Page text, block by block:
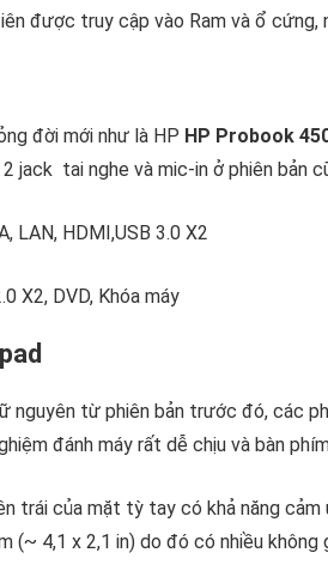
được truy cập vào Ram và ổ
đời mới như là HP HP Probook
jack tai nghe và mic-in ở phiên bản
LAN, HDMI,USB 3.0 X2
X2, DVD, Khóa máy
từ phiên bản trước đó, các
đánh máy rất dễ chịu và bàn
trái của mặt tỳ tay có khả năng
(~ 4,1 x 2,1 in) do đó có nhiều không